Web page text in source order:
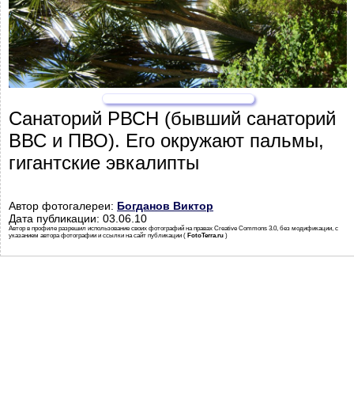
Санаторий РВСН (бывший санаторий
ВВС и ПВО). Его окружают пальмы,
гигантские эвкалипты
Автор фотогалереи: Богданов Виктор
Дата публикации: 03.06.10
Автор в профиле разрешил использование своих фотографий на правах Creative Commons 3.0, без модификации, с
указанием автора фотографии и ссылки на сайт публикации ( FotoTerra.ru )